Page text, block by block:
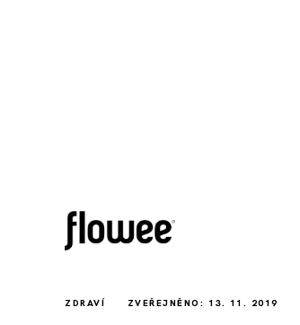
ZDRAVÍ ZVEŘEJNĚNO: 13. 11. 2019